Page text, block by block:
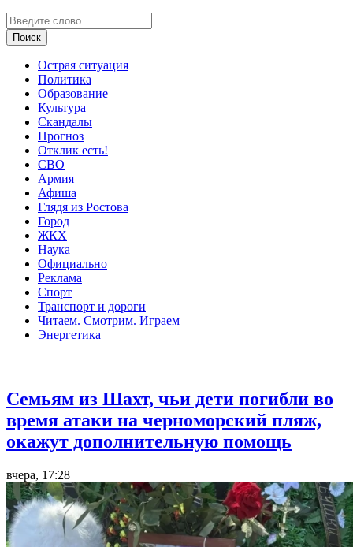
Острая ситуация
Политика
Образование
Культура
Скандалы
Прогноз
Отклик есть!
СВО
Армия
Афиша
Глядя из Ростова
Город
ЖКХ
Наука
Официально
Реклама
Спорт
Транспорт и дороги
Читаем. Смотрим. Играем
Энергетика
Семьям из Шахт, чьи дети погибли во
время атаки на черноморский пляж,
окажут дополнительную помощь
вчера, 17:28